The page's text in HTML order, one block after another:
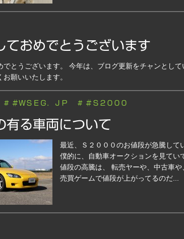
ておめでとうございます
でとうございます。 今年は、ブログ更新をチャンとして
願いいたします。
# ＃ＷＳＥＧ．ＪＰ # ＃Ｓ２０００
有る車両について
最近、Ｓ２０００のお値段が急騰して
僕的に、自動車オークションを見てい
値段の高騰は、 転売ヤーや、中古車や
売買ゲームで値段が上がってるのだ...